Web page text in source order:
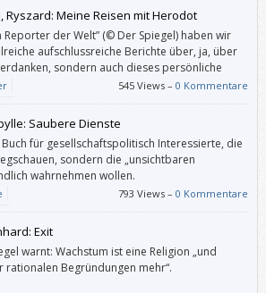
Ryszard: Meine Reisen mit Herodot
Reporter der Welt” (© Der Spiegel) haben wir
aufschlussreiche Berichte über, ja, über
sondern auch dieses persönliche
545 Views –0 Kommentare
Saubere Dienste
Buch für gesellschaftspolitisch Interessierte, die
sondern die „unsichtbaren
wahrnehmen wollen.
793 Views –0 Kommentare
Exit
warnt: Wachstum ist eine Religion „und
rationalen Begründungen mehr“.